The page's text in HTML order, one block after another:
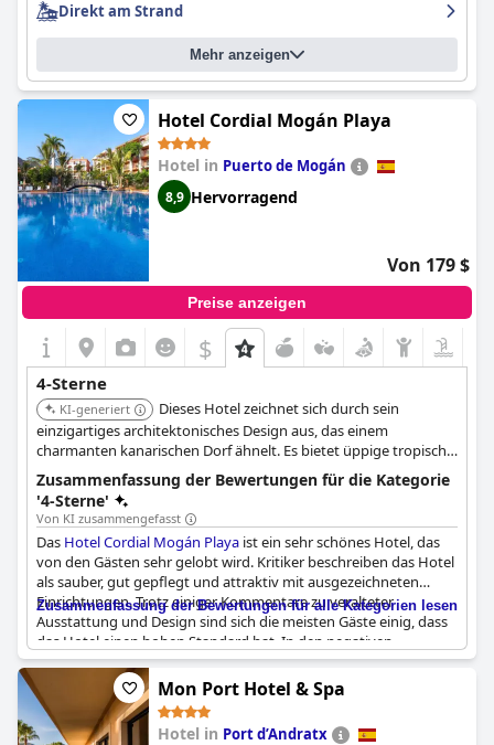
Direkt am Strand
Mehr anzeigen
Hotel Cordial Mogán Playa
Hotel in Puerto de Mogán
8,9 Hervorragend
Von 179 $
Preise anzeigen
$
4-Sterne
KI-generiert
Dieses Hotel zeichnet sich durch sein
einzigartiges architektonisches Design aus, das einem
charmanten kanarischen Dorf ähnelt. Es bietet üppige tropische
Gärten, mehrere Swimmingpools und ein Spa, die ein ruhiges
und luxuriöses Erlebnis bieten. Das Hotel verfügt auch über
mehrere Restaurants, die vielfältige Küchen servieren.
Zusammenfassung der Bewertungen für die Kategorie
'4-Sterne'
Von KI zusammengefasst
Das Hotel Cordial Mogán Playa ist ein sehr schönes Hotel, das
von den Gästen sehr gelobt wird. Kritiker beschreiben das Hotel
als sauber, gut gepflegt und attraktiv mit ausgezeichneten
Einrichtungen. Trotz einiger Kommentare zu veralteter
Ausstattung und Design sind sich die meisten Gäste einig, dass
das Hotel einen hohen Standard hat. In den negativen
Bewertungen werden Probleme mit der Qualität des
Abendessens am Buffet und der kalten warmen Speisen
erwähnt. Die Lage des Hotels und das Gesamterlebnis scheinen
diese Mängel jedoch mehr als wettgemacht zu haben.
Zusammenfassung der Bewertungen für alle Kategorien lesen
Mon Port Hotel & Spa
Hotel in Port d’Andratx